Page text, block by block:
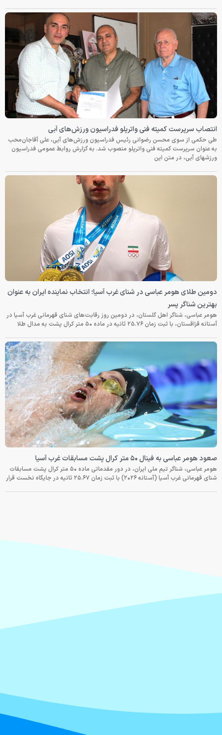
انتصاب سرپرست کمیته فنی واترپلو فدراسیون ورزش‌های آبی
طی حکمی از سوی محسن رضوانی رئیس فدراسیون ورزش‌های آبی، علی آقاجان‌محب
به عنوان سرپرست کمیته فنی واترپلو منصوب شد. به گزارش روابط عمومی فدراسیون
ورزشهای آبی، در متن این
دومین طلای هومر عباسی در شنای غرب آسیا؛ انتخاب نماینده ایران به عنوان
بهترین شناگر پسر
هومر عباسی، شناگر اهل گلستان، در دومین روز رقابت‌های شنای قهرمانی غرب آسیا در
آستانه قزاقستان، با ثبت زمان ۲۵.۷۶ ثانیه در ماده ۵۰ متر کرال پشت به مدال طلا
صعود هومر عباسی به فینال ۵۰ متر کرال پشت مسابقات غرب آسیا
هومر عباسی، شناگر تیم ملی ایران، در دور مقدماتی ماده ۵۰ متر کرال پشت مسابقات
شنای قهرمانی غرب آسیا (آستانه ۲۰۲۶) با ثبت زمان ۲۵.۶۷ ثانیه در جایگاه نخست قرار